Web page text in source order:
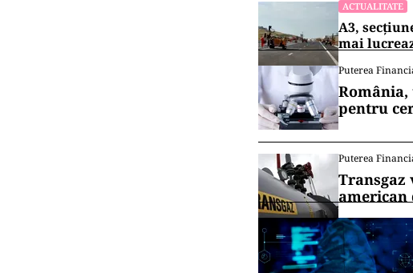
ACTUALITATE
A3,
mai
Puterea
România,
pentru
Puterea
american